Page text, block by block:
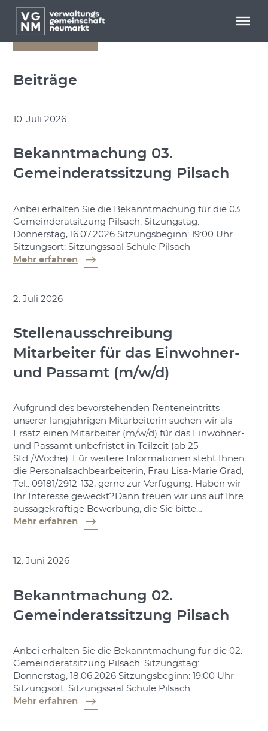
Menü überspringen
Menü überspringen
Beiträge
10. Juli 2026
Bekanntmachung 03.
Gemeinderatssitzung Pilsach
Anbei erhalten Sie die Bekanntmachung für die 03.
Gemeinderatsitzung Pilsach. Sitzungstag:
Donnerstag, 16.07.2026 Sitzungsbeginn: 19:00 Uhr
Sitzungsort: Sitzungssaal Schule Pilsach
Mehr erfahren
2. Juli 2026
Stellenausschreibung
Mitarbeiter für das Einwohner-
und Passamt (m/w/d)
Aufgrund des bevorstehenden Renteneintritts
unserer langjährigen Mitarbeiterin suchen wir als
Ersatz einen Mitarbeiter (m/w/d) für das Einwohner-
und Passamt unbefristet in Teilzeit (ab 25
Std./Woche). Für weitere Informationen steht Ihnen
die Personalsachbearbeiterin, Frau Lisa-Marie Grad,
Tel.: 09181/2912-132, gerne zur Verfügung. Haben wir
Ihr Interesse geweckt?Dann freuen wir uns auf Ihre
aussagekräftige Bewerbung, die Sie bitte…
Mehr erfahren
12. Juni 2026
Bekanntmachung 02.
Gemeinderatssitzung Pilsach
Anbei erhalten Sie die Bekanntmachung für die 02.
Gemeinderatsitzung Pilsach. Sitzungstag:
Donnerstag, 18.06.2026 Sitzungsbeginn: 19:00 Uhr
Sitzungsort: Sitzungssaal Schule Pilsach
Mehr erfahren